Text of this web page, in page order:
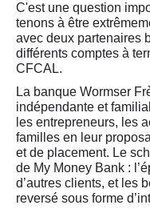
C'est une question
tenons à être
avec deux partenaires
différents comptes à
CFCAL.
La banque Wormser
indépendante et
les entrepreneurs, les
familles en leur
et de placement. Le
de My Money Bank :
d’autres clients, et les
reversé sous forme